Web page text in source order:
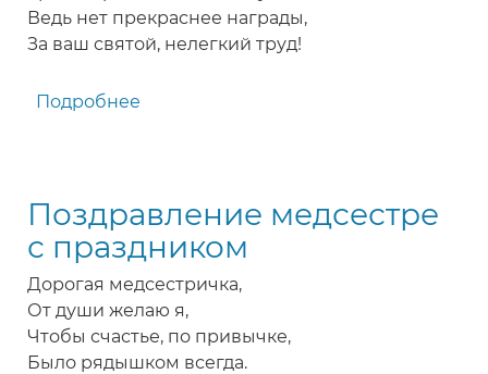
Ведь нет прекраснее награды,
За ваш святой, нелегкий труд!
Подробнее
Международным
днем
медицинских
сестер
Поздравление медсестре
с праздником
Дорогая медсестричка,
От души желаю я,
Чтобы счастье, по привычке,
Было рядышком всегда.